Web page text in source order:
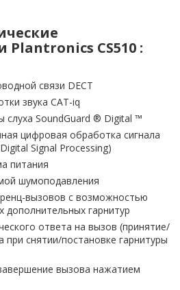
Plantronics CS510 :
связи DECT
звука CAT-iq
слуха SoundGuard ® Digital ™
цифровая обработка сигнала
Signal Processing)
питания
шумоподавления
вызовов с возможностью
дополнительных гарнитур
ответа на вызов (принятие/
при снятии/постановке гарнитуры
вызова нажатием